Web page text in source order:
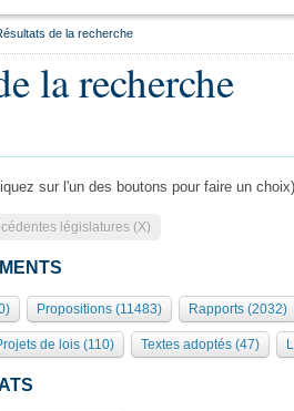
organes
l'Assemblée
des Présidents Bureau Collège des
Bourbon
de la recherche
la recherche
sur l'un des boutons pour faire un choix)
législatures (X)
Propositions (11483) Rapports (2032)
de lois (110) Textes adoptés (47)